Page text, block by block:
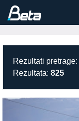
Rezultati pretrage:
Rezultata: 825